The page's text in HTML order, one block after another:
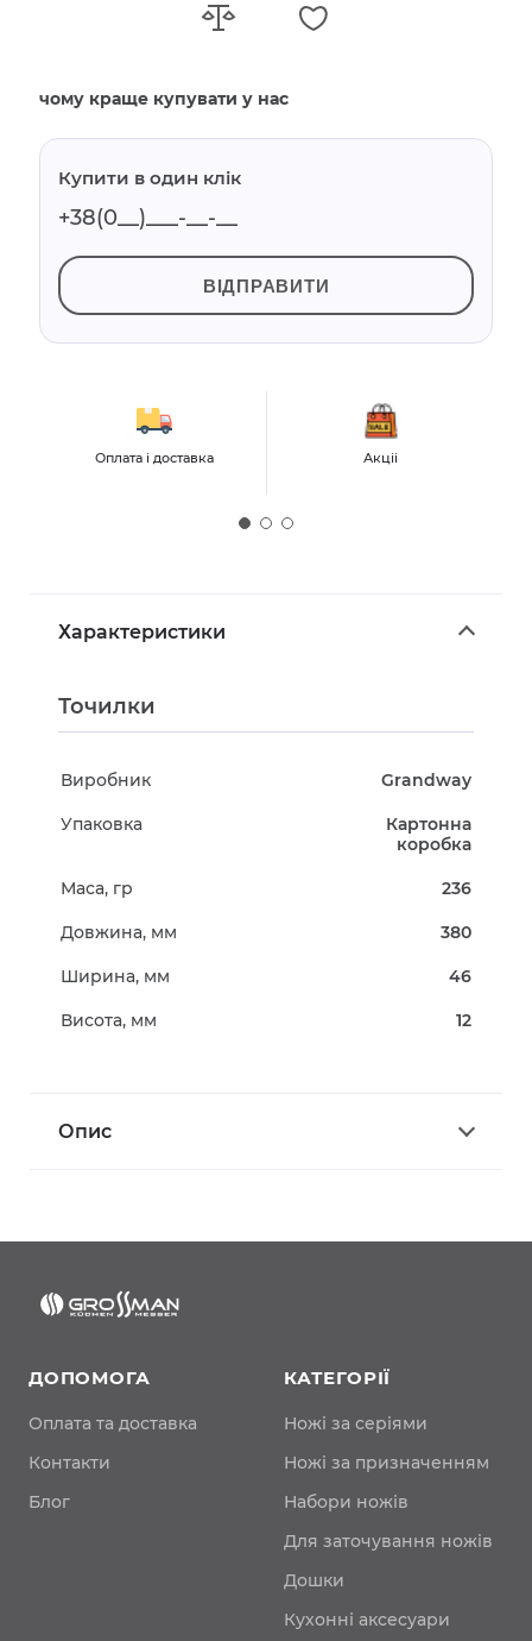
чому краще купувати у нас
Купити в один клік
ВІДПРАВИТИ
Оплата і доставка Акціі
Характеристики
Точилки
Виробник Grandway
Упаковка
Картонна
коробка
Маса, гр 236
Довжина, мм 380
Ширина, мм 46
Висота, мм 12
Опис
ДОПОМОГА
Оплата та доставка
Контакти
Блог
КАТЕГОРІЇ
Ножі за серіями
Ножі за призначенням
Набори ножів
Для заточування ножів
Дошки
Кухонні аксесуари